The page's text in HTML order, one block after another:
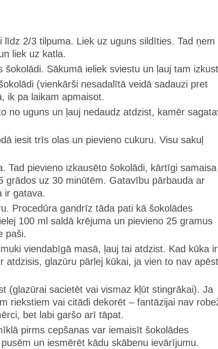
līdz 2/3 tilpuma. Liek uz uguns sildīties. Tad ņem
liek uz katla.
šokolādi. Sākumā ieliek sviestu un ļauj tam
(vienkārši nesadalītā veidā sadauzi pret
ik pa laikam apmaisot.
no uguns un ļauj nedaudz atdzist, kamēr
iesit trīs olas un pievieno cukuru. Visu sakuļ
Tad pievieno izkausēto šokolādi, kārtīgi
grādos uz 30 minūtēm. Gatavību pārbauda ar
ir gatava.
Procedūra gandrīz tāda pati kā šokolādes
100 ml saldā krējuma un pievieno 25 gramus
paši.
viendabīgā masā, ļauj tai atdzist. Kad kūka ir
atdzisis, glazūru pārlej kūkai, ja vien to nav
(glazūrai sacietēt vai vismaz kļūt stingrākai). Ja
riekstiem vai citādi dekorēt – fantāzijai nav
bet labi garšo arī tāpat.
pirms cepšanas var iemaisīt šokolādes
un iesmērēt kādu skābenu ievārījumu.